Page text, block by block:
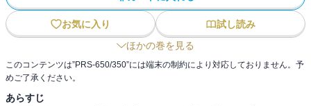
お気に入り
試し読み
ほかの巻を見る
このコンテンツは”PRS-650/350”には端末の制約により対応しておりません。予
めご了承ください。
あらすじ